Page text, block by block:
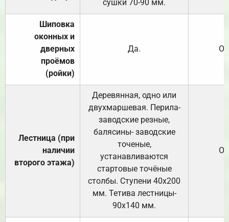
сушки 70-90 мм.
Шиповка
оконных и
дверных
проёмов
(ройки)
Да.
Лестница (при
наличии
второго этажа)
Деревянная, одно или
двухмаршевая. Перила-
заводские резные,
балясины- заводские
точеные,
устанавливаются
стартовые точёные
столбы. Ступени 40х200
мм. Тетива лестницы-
90х140 мм.